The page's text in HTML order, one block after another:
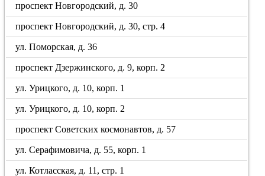
проспект Новгородский, д. 30
проспект Новгородский, д. 30, стр. 4
ул. Поморская, д. 36
проспект Дзержинского, д. 9, корп. 2
ул. Урицкого, д. 10, корп. 1
ул. Урицкого, д. 10, корп. 2
проспект Советских космонавтов, д. 57
ул. Серафимовича, д. 55, корп. 1
ул. Котласская, д. 11, стр. 1